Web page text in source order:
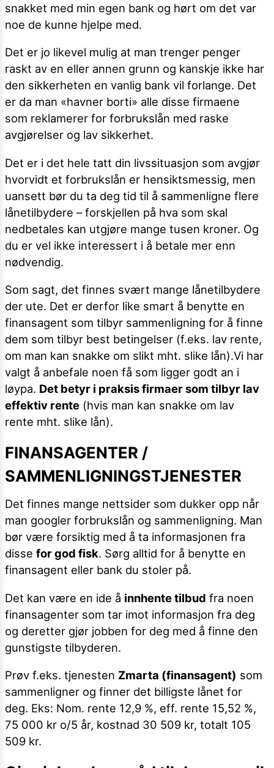
snakket med min egen bank og hørt om det var
noe de kunne hjelpe med.
Det er jo likevel mulig at man trenger penger
raskt av en eller annen grunn og kanskje ikke har
den sikkerheten en vanlig bank vil forlange. Det
er da man «havner borti» alle disse firmaene
som reklamerer for forbrukslån med raske
avgjørelser og lav sikkerhet.
Det er i det hele tatt din livssituasjon som avgjør
hvorvidt et forbrukslån er hensiktsmessig, men
uansett bør du ta deg tid til å sammenligne flere
lånetilbydere – forskjellen på hva som skal
nedbetales kan utgjøre mange tusen kroner. Og
du er vel ikke interessert i å betale mer enn
nødvendig.
Som sagt, det finnes svært mange lånetilbydere
der ute. Det er derfor like smart å benytte en
finansagent som tilbyr sammenligning for å finne
dem som tilbyr best betingelser (f.eks. lav rente,
om man kan snakke om slikt mht. slike lån).Vi har
valgt å anbefale noen få som ligger godt an i
løypa. Det betyr i praksis firmaer som tilbyr lav
effektiv rente (hvis man kan snakke om lav
rente mht. slike lån).
FINANSAGENTER /
SAMMENLIGNINGSTJENESTER
Det finnes mange nettsider som dukker opp når
man googler forbrukslån og sammenligning. Man
bør være forsiktig med å ta informasjonen fra
disse for god fisk. Sørg alltid for å benytte en
finansagent eller bank du stoler på.
Det kan være en ide å innhente tilbud fra noen
finansagenter som tar imot informasjon fra deg
og deretter gjør jobben for deg med å finne den
gunstigste tilbyderen.
Prøv f.eks. tjenesten Zmarta (finansagent) som
sammenligner og finner det billigste lånet for
deg. Eks: Nom. rente 12,9 %, eff. rente 15,52 %,
75 000 kr o/5 år, kostnad 30 509 kr, totalt 105
509 kr.